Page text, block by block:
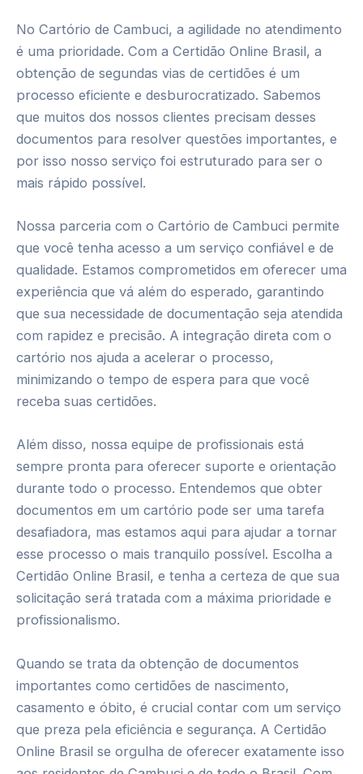
No Cartório de Cambuci, a agilidade no atendimento
é uma prioridade. Com a Certidão Online Brasil, a
obtenção de segundas vias de certidões é um
processo eficiente e desburocratizado. Sabemos
que muitos dos nossos clientes precisam desses
documentos para resolver questões importantes, e
por isso nosso serviço foi estruturado para ser o
mais rápido possível.
Nossa parceria com o Cartório de Cambuci permite
que você tenha acesso a um serviço confiável e de
qualidade. Estamos comprometidos em oferecer uma
experiência que vá além do esperado, garantindo
que sua necessidade de documentação seja atendida
com rapidez e precisão. A integração direta com o
cartório nos ajuda a acelerar o processo,
minimizando o tempo de espera para que você
receba suas certidões.
Além disso, nossa equipe de profissionais está
sempre pronta para oferecer suporte e orientação
durante todo o processo. Entendemos que obter
documentos em um cartório pode ser uma tarefa
desafiadora, mas estamos aqui para ajudar a tornar
esse processo o mais tranquilo possível. Escolha a
Certidão Online Brasil, e tenha a certeza de que sua
solicitação será tratada com a máxima prioridade e
profissionalismo.
Quando se trata da obtenção de documentos
importantes como certidões de nascimento,
casamento e óbito, é crucial contar com um serviço
que preza pela eficiência e segurança. A Certidão
Online Brasil se orgulha de oferecer exatamente isso